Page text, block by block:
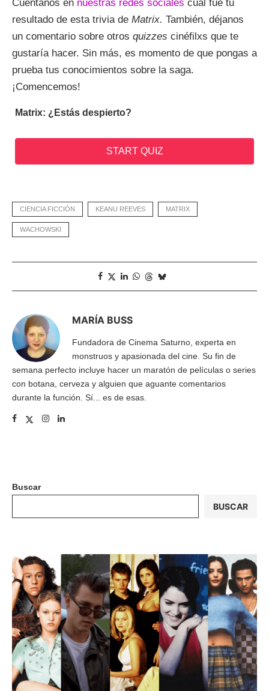
Cuéntanos en nuestras redes sociales cuál fue tu
resultado de esta trivia de Matrix. También, déjanos
un comentario sobre otros quizzes cinéfilxs que te
gustaría hacer. Sin más, es momento de que pongas a
prueba tus conocimientos sobre la saga.
¡Comencemos!
Matrix: ¿Estás despierto?
START QUIZ
CIENCIA FICCIÓN KEANU REEVES MATRIX
WACHOWSKI
MARÍA BUSS
Fundadora de Cinema Saturno, experta en
monstruos y apasionada del cine. Su fin de
semana perfecto incluye hacer un maratón de películas o series
con botana, cerveza y alguien que aguante comentarios
durante la función. Sí... es de esas.
Buscar
BUSCAR